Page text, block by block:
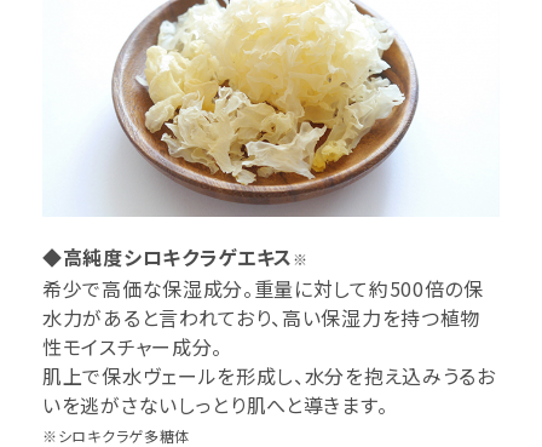
◆高純度シロキクラゲエキス※
希少で高価な保湿成分。重量に対して約500倍の保
水力があると言われており、高い保湿力を持つ植物
性モイスチャー成分。
肌上で保水ヴェールを形成し、水分を抱え込みうるお
いを逃がさないしっとり肌へと導きます。
※シロキクラゲ多糖体